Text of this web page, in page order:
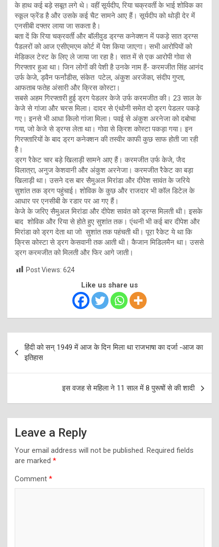
के हाथ कई बड़े सबूत लगे थे। वहीं सूर्यदीप, रिया चक्रवर्ती के भाई शोविक का
स्कूल फ्रेंड है और उसके कई चैट सामने आए हैं। सूर्यदीप को थोड़ी देर में
एनसीबी दफ्तर लाया जा सकता है।
बता दें कि रिया चक्रवर्ती और बॉलीवुड ड्रग्स कनेक्शन में पकड़े सात ड्रग्स
पैडलरों को आज एसीएमएम कोर्ट में पेश किया जाएगा। सभी आरोपियों को
मेडिकल टेस्ट के लिए ले जाया जा रहा है। सात में से एक आरोपी गोवा से
गिरफ्तार हुआ था। जिन लोगों की पेशी है उनके नाम हैं- करमजीत सिंह आनंद
उर्फ केजे, ड्वैन फर्नांडीस, संकेत पटेल, अंकुश अरजेंका, संदीप गुप्ता,
आफताब फतेह अंसारी और क्रिस कोस्टा।
सबसे अहम गिरफ्तारी हुई ड्रग पेडलर केजे उर्फ करमजीत की। 23 साल के
केजे से गांजा और चरस मिला। दादर से एंथोनी समेत दो ड्रग पेडलर पकड़े
गए। इनसे भी आधा किलो गांजा मिला। पवई से अंकुश अरनेजा को दबोचा
गया, जो केजे से ड्रग्स लेता था। गोवा से क्रिश कोस्टा पकड़ा गया। इन
गिरफ्तारियों के बाद ड्रग कनेक्शन की तस्वीर काफी कुछ साफ होती जा रही
है।
ड्रग रैकेट चार बड़े खिलाड़ी सामने आए हैं। करमजीत उर्फ केजे, जैद
विलात्रा, अनुज केशवानी और अंकुश अरनेजा। करमजीत रैकेट का बड़ा
खिलाड़ी था। उसने दस बार सैमुअल मिरांडा और दीपेश सावंत के जरिये
सुशांत तक ड्रग पहुंचाई। शोविक के कुछ और राजदार भी कॉल डिटेल के
आधार पर एनसीबी के रडार पर आ गए हैं।
केजे के जरिए सैमुअल मिरांडा और दीपेश सावंत को ड्रग्स मिलती थी। इसके
बाद शोविक और रिया से होते हुए सुशांत तक। एंथनी भी कई बार दीपेश और
मिरांडा को ड्रग देता था जो सुशांत तक पहंचती थी। पूरा रैकेट ये था कि
क्रिस कोस्टा से ड्रग केसवानी तक आती थी। कैजान मिडिलमैन था। उससे
ड्रग करमजीत को मिलती और फिर आगे जाती।
Post Views: 624
Like us share us
Post
navigation
हिंदी को सन् 1949 में आज के दिन मिला था राजभाषा का दर्जा -आज का
इतिहास
इस वजह से महिला ने 11 साल में 8 पुरूषों से की शादी
Leave a Reply
Your email address will not be published. Required fields
are marked *
Comment *